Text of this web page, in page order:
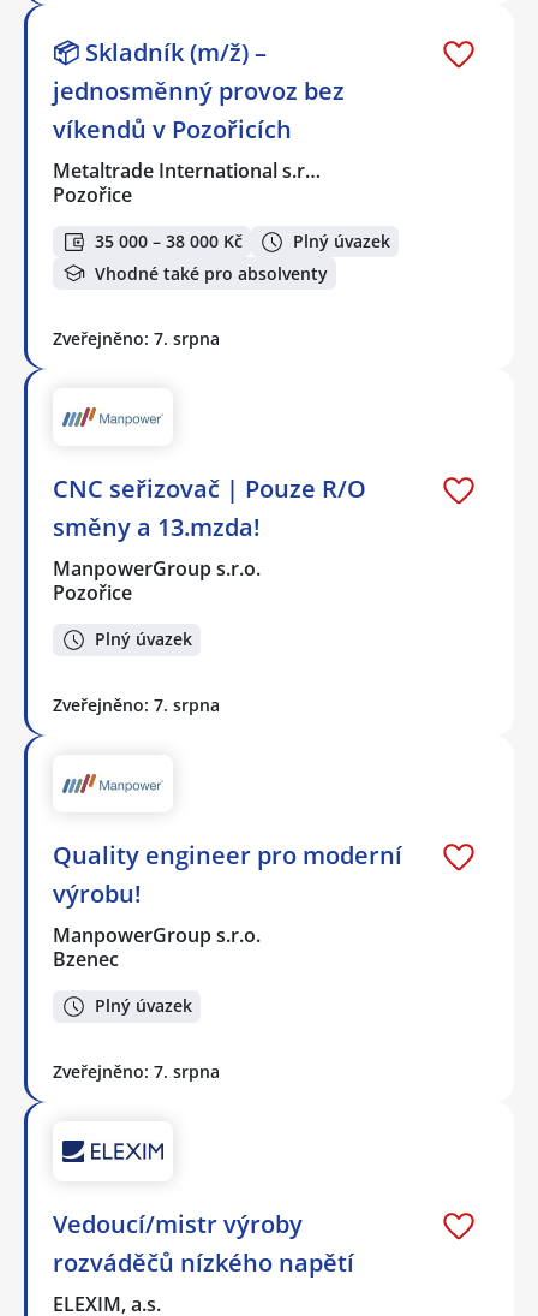
📦 Skladník (m/ž) –
jednosměnný provoz bez
víkendů v Pozořicích
Metaltrade International s.r…
Pozořice
35 000 – 38 000 Kč
Plný úvazek
Vhodné také pro absolventy
Zveřejněno: 7. srpna
CNC seřizovač | Pouze R/O
směny a 13.mzda!
ManpowerGroup s.r.o.
Pozořice
Plný úvazek
Zveřejněno: 7. srpna
Quality engineer pro moderní
výrobu!
ManpowerGroup s.r.o.
Bzenec
Plný úvazek
Zveřejněno: 7. srpna
Vedoucí/mistr výroby
rozváděčů nízkého napětí
ELEXIM, a.s.